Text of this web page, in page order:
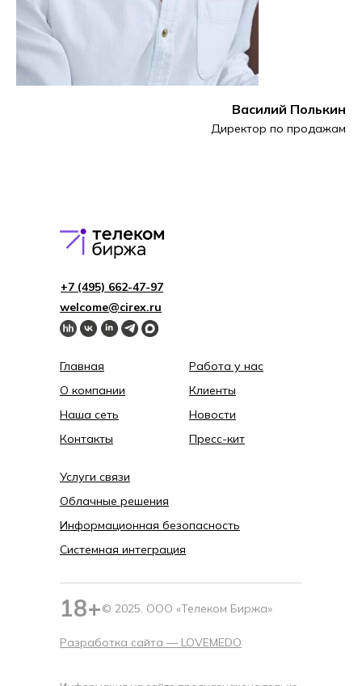
Василий Полькин
Директор по продажам
Главная
О компании
Наша сеть
Контакты
Работа у нас
Клиенты
Новости
Пресс-кит
welcome@cirex.ru
+7 (495) 662-4 7-97
18+© 2025. ООО «Телеком Биржа»
Разработка сайта — LOVEMEDO
Услуги связи
Облачные решения
Информационная безопасность
Системная интеграция